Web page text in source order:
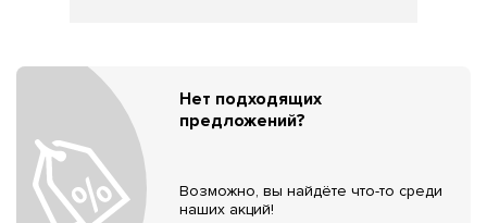
Нет подходящих
предложений?
Возможно, вы найдёте что-то среди
наших акций!